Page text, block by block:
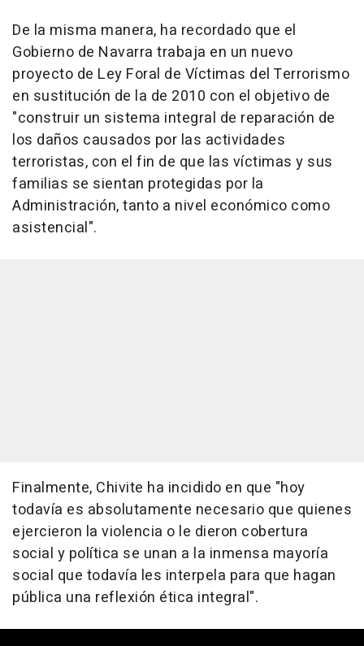
De la misma manera, ha recordado que el
Gobierno de Navarra trabaja en un nuevo
proyecto de Ley Foral de Víctimas del Terrorismo
en sustitución de la de 2010 con el objetivo de
"construir un sistema integral de reparación de
los daños causados por las actividades
terroristas, con el fin de que las víctimas y sus
familias se sientan protegidas por la
Administración, tanto a nivel económico como
asistencial".
Finalmente, Chivite ha incidido en que "hoy
todavía es absolutamente necesario que quienes
ejercieron la violencia o le dieron cobertura
social y política se unan a la inmensa mayoría
social que todavía les interpela para que hagan
pública una reflexión ética integral".